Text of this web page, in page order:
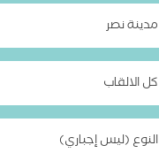
مدينة نصر
كل الالقاب
النوع (ليس إجباري)